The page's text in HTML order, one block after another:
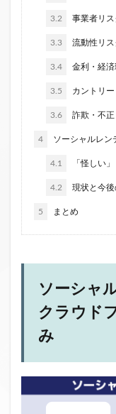
3.2 事業者リス
3.3 流動性リス
3.4 金利・経済
3.5 カントリー
3.6 詐欺・不正
4 ソーシャルレン
4.1 「怪しい
4.2 現状と今後
5 まとめ
ソーシャ
クラウド
み